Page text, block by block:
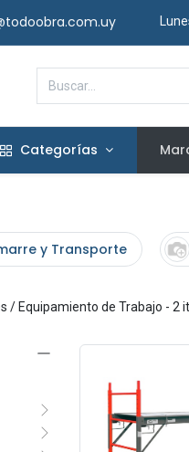
Lunes
Categorías
y Transporte
/ Equipamiento de Trabajo - 2